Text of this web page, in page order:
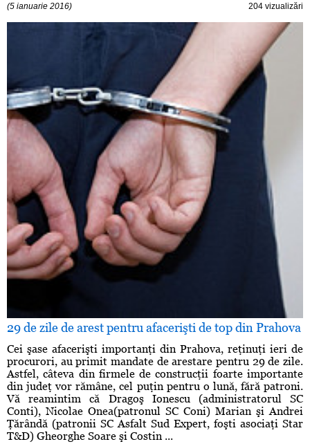
(5 ianuarie 2016) 204 vizualizări
29 de zile de arest pentru afacerişti de top din Prahova
Cei şase afacerişti importanţi din Prahova, reţinuţi ieri de
procurori, au primit mandate de arestare pentru 29 de zile.
Astfel, câteva din firmele de construcţii foarte importante
din judeţ vor rămâne, cel puţin pentru o lună, fără patroni.
Vă reamintim că Dragoş Ionescu (administratorul SC
Conti), Nicolae Onea(patronul SC Coni) Marian şi Andrei
Ţărândă (patronii SC Asfalt Sud Expert, foşti asociaţi Star
T&D) Gheorghe Soare şi Costin ...